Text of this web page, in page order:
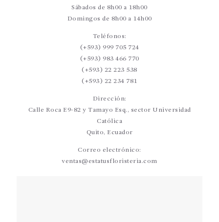
Sábados de 8h00 a 18h00
Domingos de 8h00 a 14h00
Teléfonos:
(+593) 999 705 724
(+593) 983 466 770
(+593) 22 223 538
(+593) 22 234 781
Dirección:
Calle Roca E9-82 y Tamayo Esq., sector Universidad
Católica
Quito, Ecuador
Correo electrónico:
ventas@estatusfloristeria.com